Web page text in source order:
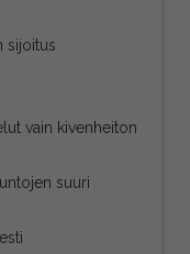
sijoitus
vain kivenheiton
suuri